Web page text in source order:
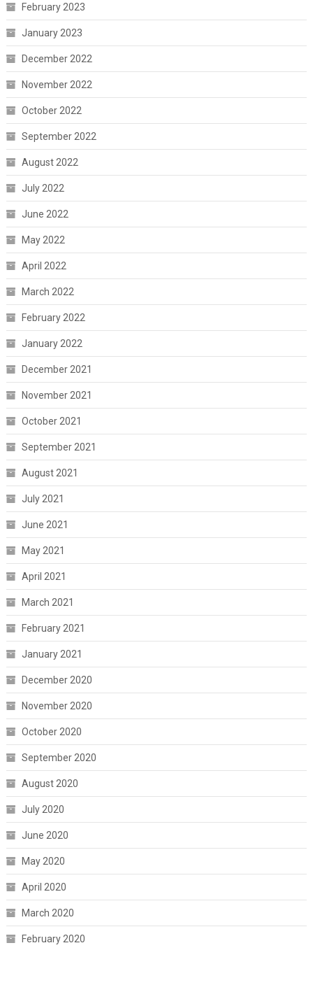
February 2023
January 2023
December 2022
November 2022
October 2022
September 2022
August 2022
July 2022
June 2022
May 2022
April 2022
March 2022
February 2022
January 2022
December 2021
November 2021
October 2021
September 2021
August 2021
July 2021
June 2021
May 2021
April 2021
March 2021
February 2021
January 2021
December 2020
November 2020
October 2020
September 2020
August 2020
July 2020
June 2020
May 2020
April 2020
March 2020
February 2020